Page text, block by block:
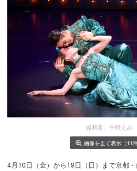
翼和希、千咲えみ
画像を全て表示（11件
4月10日（金）から19日（日）まで京都